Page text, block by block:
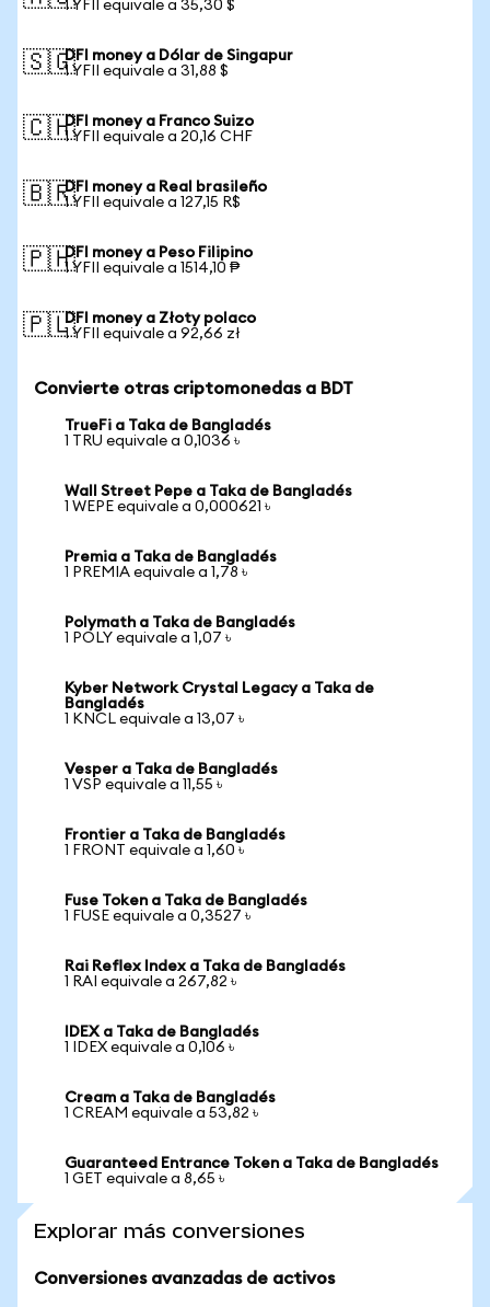
1 YFII equivale a 35,30 $
🇸🇬DFI money a Dólar de Singapur
1 YFII equivale a 31,88 $
🇨🇭DFI money a Franco Suizo
1 YFII equivale a 20,16 CHF
🇧🇷DFI money a Real brasileño
1 YFII equivale a 127,15 R$
🇵🇭DFI money a Peso Filipino
1 YFII equivale a 1514,10 ₱
🇵🇱DFI money a Złoty polaco
1 YFII equivale a 92,66 zł
Convierte otras criptomonedas a BDT
TrueFi a Taka de Bangladés
1 TRU equivale a 0,1036 ৳
Wall Street Pepe a Taka de Bangladés
1 WEPE equivale a 0,000621 ৳
Premia a Taka de Bangladés
1 PREMIA equivale a 1,78 ৳
Polymath a Taka de Bangladés
1 POLY equivale a 1,07 ৳
Kyber Network Crystal Legacy a Taka de
Bangladés
1 KNCL equivale a 13,07 ৳
Vesper a Taka de Bangladés
1 VSP equivale a 11,55 ৳
Frontier a Taka de Bangladés
1 FRONT equivale a 1,60 ৳
Fuse Token a Taka de Bangladés
1 FUSE equivale a 0,3527 ৳
Rai Reflex Index a Taka de Bangladés
1 RAI equivale a 267,82 ৳
IDEX a Taka de Bangladés
1 IDEX equivale a 0,106 ৳
Cream a Taka de Bangladés
1 CREAM equivale a 53,82 ৳
Guaranteed Entrance Token a Taka de Bangladés
1 GET equivale a 8,65 ৳
Explorar más conversiones
Conversiones avanzadas de activos